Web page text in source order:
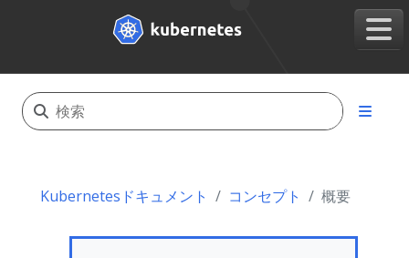
Kubernetesドキュメント コンセプト 概要